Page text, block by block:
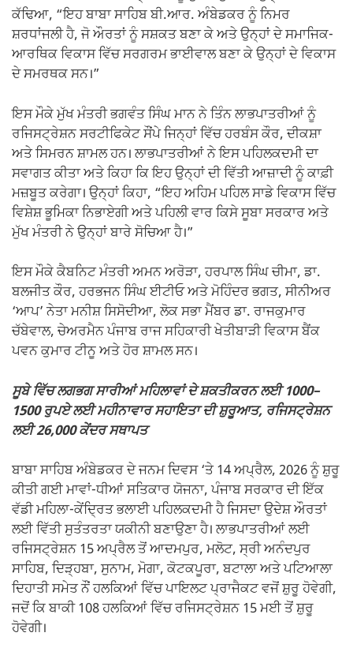
ਕੱਢਿਆ, “ਇਹ ਬਾਬਾ ਸਾਹਿਬ ਬੀ.ਆਰ. ਅੰਬੇਡਕਰ ਨੂੰ ਨਿਮਰ
ਸ਼ਰਧਾਂਜਲੀ ਹੈ, ਜੋ ਔਰਤਾਂ ਨੂੰ ਸਸ਼ਕਤ ਬਣਾ ਕੇ ਅਤੇ ਉਨ੍ਹਾਂ ਦੇ ਸਮਾਜਿਕ-
ਆਰਥਿਕ ਵਿਕਾਸ ਵਿੱਚ ਸਰਗਰਮ ਭਾਈਵਾਲ ਬਣਾ ਕੇ ਉਨ੍ਹਾਂ ਦੇ ਵਿਕਾਸ
ਦੇ ਸਮਰਥਕ ਸਨ।”
ਇਸ ਮੌਕੇ ਮੁੱਖ ਮੰਤਰੀ ਭਗਵੰਤ ਸਿੰਘ ਮਾਨ ਨੇ ਤਿੰਨ ਲਾਭਪਾਤਰੀਆਂ ਨੂੰ
ਰਜਿਸਟ੍ਰੇਸ਼ਨ ਸਰਟੀਫਿਕੇਟ ਸੌਂਪੇ ਜਿਨ੍ਹਾਂ ਵਿੱਚ ਹਰਬੰਸ ਕੌਰ, ਦੀਕਸ਼ਾ
ਅਤੇ ਸਿਮਰਨ ਸ਼ਾਮਲ ਹਨ। ਲਾਭਪਾਤਰੀਆਂ ਨੇ ਇਸ ਪਹਿਲਕਦਮੀ ਦਾ
ਸਵਾਗਤ ਕੀਤਾ ਅਤੇ ਕਿਹਾ ਕਿ ਇਹ ਉਨ੍ਹਾਂ ਦੀ ਵਿੱਤੀ ਆਜ਼ਾਦੀ ਨੂੰ ਕਾਫ਼ੀ
ਮਜ਼ਬੂਤ ਕਰੇਗਾ। ਉਨ੍ਹਾਂ ਕਿਹਾ, “ਇਹ ਅਹਿਮ ਪਹਿਲ ਸਾਡੇ ਵਿਕਾਸ ਵਿੱਚ
ਵਿਸ਼ੇਸ਼ ਭੂਮਿਕਾ ਨਿਭਾਏਗੀ ਅਤੇ ਪਹਿਲੀ ਵਾਰ ਕਿਸੇ ਸੂਬਾ ਸਰਕਾਰ ਅਤੇ
ਮੁੱਖ ਮੰਤਰੀ ਨੇ ਉਨ੍ਹਾਂ ਬਾਰੇ ਸੋਚਿਆ ਹੈ।”
ਇਸ ਮੌਕੇ ਕੈਬਨਿਟ ਮੰਤਰੀ ਅਮਨ ਅਰੋੜਾ, ਹਰਪਾਲ ਸਿੰਘ ਚੀਮਾ, ਡਾ.
ਬਲਜੀਤ ਕੌਰ, ਹਰਭਜਨ ਸਿੰਘ ਈਟੀਓ ਅਤੇ ਮੋਹਿੰਦਰ ਭਗਤ, ਸੀਨੀਅਰ
‘ਆਪ’ ਨੇਤਾ ਮਨੀਸ਼ ਸਿਸੋਦੀਆ, ਲੋਕ ਸਭਾ ਮੈਂਬਰ ਡਾ. ਰਾਜਕੁਮਾਰ
ਚੱਬੇਵਾਲ, ਚੇਅਰਮੈਨ ਪੰਜਾਬ ਰਾਜ ਸਹਿਕਾਰੀ ਖੇਤੀਬਾੜੀ ਵਿਕਾਸ ਬੈਂਕ
ਪਵਨ ਕੁਮਾਰ ਟੀਨੂ ਅਤੇ ਹੋਰ ਸ਼ਾਮਲ ਸਨ।
ਸੂਬੇ ਵਿੱਚ ਲਗਭਗ ਸਾਰੀਆਂ ਮਹਿਲਾਵਾਂ ਦੇ ਸ਼ਕਤੀਕਰਨ ਲਈ 1000–
1500 ਰੁਪਏ ਲਈ ਮਹੀਨਾਵਾਰ ਸਹਾਇਤਾ ਦੀ ਸ਼ੁਰੂਆਤ, ਰਜਿਸਟ੍ਰੇਸ਼ਨ
ਲਈ 26,000 ਕੇਂਦਰ ਸਥਾਪਤ
ਬਾਬਾ ਸਾਹਿਬ ਅੰਬੇਡਕਰ ਦੇ ਜਨਮ ਦਿਵਸ ‘ਤੇ 14 ਅਪ੍ਰੈਲ, 2026 ਨੂੰ ਸ਼ੁਰੂ
ਕੀਤੀ ਗਈ ਮਾਵਾਂ-ਧੀਆਂ ਸਤਿਕਾਰ ਯੋਜਨਾ, ਪੰਜਾਬ ਸਰਕਾਰ ਦੀ ਇੱਕ
ਵੱਡੀ ਮਹਿਲਾ-ਕੇਂਦ੍ਰਿਤ ਭਲਾਈ ਪਹਿਲਕਦਮੀ ਹੈ ਜਿਸਦਾ ਉਦੇਸ਼ ਔਰਤਾਂ
ਲਈ ਵਿੱਤੀ ਸੁਤੰਤਰਤਾ ਯਕੀਨੀ ਬਣਾਉਣਾ ਹੈ। ਲਾਭਪਾਤਰੀਆਂ ਲਈ
ਰਜਿਸਟ੍ਰੇਸ਼ਨ 15 ਅਪ੍ਰੈਲ ਤੋਂ ਆਦਮਪੁਰ, ਮਲੋਟ, ਸ੍ਰੀ ਅਨੰਦਪੁਰ
ਸਾਹਿਬ, ਦਿੜ੍ਹਬਾ, ਸੁਨਾਮ, ਮੋਗਾ, ਕੋਟਕਪੂਰਾ, ਬਟਾਲਾ ਅਤੇ ਪਟਿਆਲਾ
ਦਿਹਾਤੀ ਸਮੇਤ ਨੌਂ ਹਲਕਿਆਂ ਵਿੱਚ ਪਾਇਲਟ ਪ੍ਰਾਜੈਕਟ ਵਜੋਂ ਸ਼ੁਰੂ ਹੋਵੇਗੀ,
ਜਦੋਂ ਕਿ ਬਾਕੀ 108 ਹਲਕਿਆਂ ਵਿੱਚ ਰਜਿਸਟ੍ਰੇਸ਼ਨ 15 ਮਈ ਤੋਂ ਸ਼ੁਰੂ
ਹੋਵੇਗੀ।